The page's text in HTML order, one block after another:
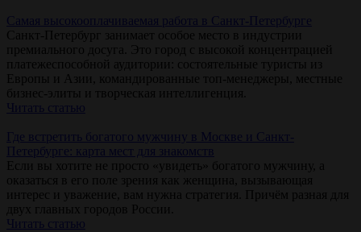
Самая высокооплачиваемая работа в Санкт-Петербурге
Санкт-Петербург занимает особое место в индустрии
премиального досуга. Это город с высокой концентрацией
платежеспособной аудитории: состоятельные туристы из
Европы и Азии, командированные топ-менеджеры, местные
бизнес-элиты и творческая интеллигенция.
Читать статью
Где встретить богатого мужчину в Москве и Санкт-
Петербурге: карта мест для знакомств
Если вы хотите не просто «увидеть» богатого мужчину, а
оказаться в его поле зрения как женщина, вызывающая
интерес и уважение, вам нужна стратегия. Причём разная для
двух главных городов России.
Читать статью